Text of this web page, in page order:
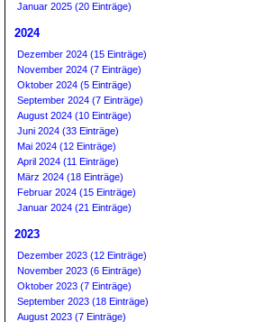
Januar 2025 (20 Einträge)
2024
Dezember 2024 (15 Einträge)
November 2024 (7 Einträge)
Oktober 2024 (5 Einträge)
September 2024 (7 Einträge)
August 2024 (10 Einträge)
Juni 2024 (33 Einträge)
Mai 2024 (12 Einträge)
April 2024 (11 Einträge)
März 2024 (18 Einträge)
Februar 2024 (15 Einträge)
Januar 2024 (21 Einträge)
2023
Dezember 2023 (12 Einträge)
November 2023 (6 Einträge)
Oktober 2023 (7 Einträge)
September 2023 (18 Einträge)
August 2023 (7 Einträge)